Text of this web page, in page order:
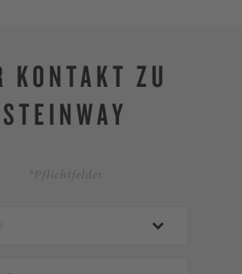
KONTAKT ZU
STEINWAY
*Pflichtfelder